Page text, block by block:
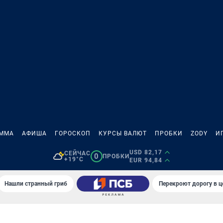
АФИША ГОРОСКОП КУРСЫ ВАЛЮТ ПРОБКИ ZODY
СЕЙЧАС
+19°C
0 ПРОБКИ
USD 82,17
EUR 94,84
Нашли странный гриб Перекроют дорогу в